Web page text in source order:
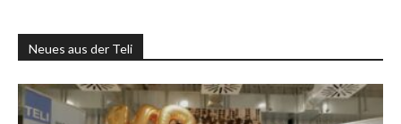
Neues aus der Teli